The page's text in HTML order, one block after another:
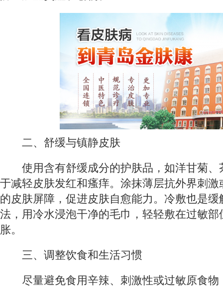
二、舒缓与镇静皮肤
使用含有舒缓成分的护肤品，如洋甘菊、
于减轻皮肤发红和瘙痒。涂抹薄层抗外界刺
的皮肤屏障，促进皮肤自愈能力。冷敷也是
法，用冷水浸泡干净的毛巾，轻轻敷在过敏
胀。
三、调整饮食和生活习惯
尽量避免食用辛辣、刺激性或过敏原食物